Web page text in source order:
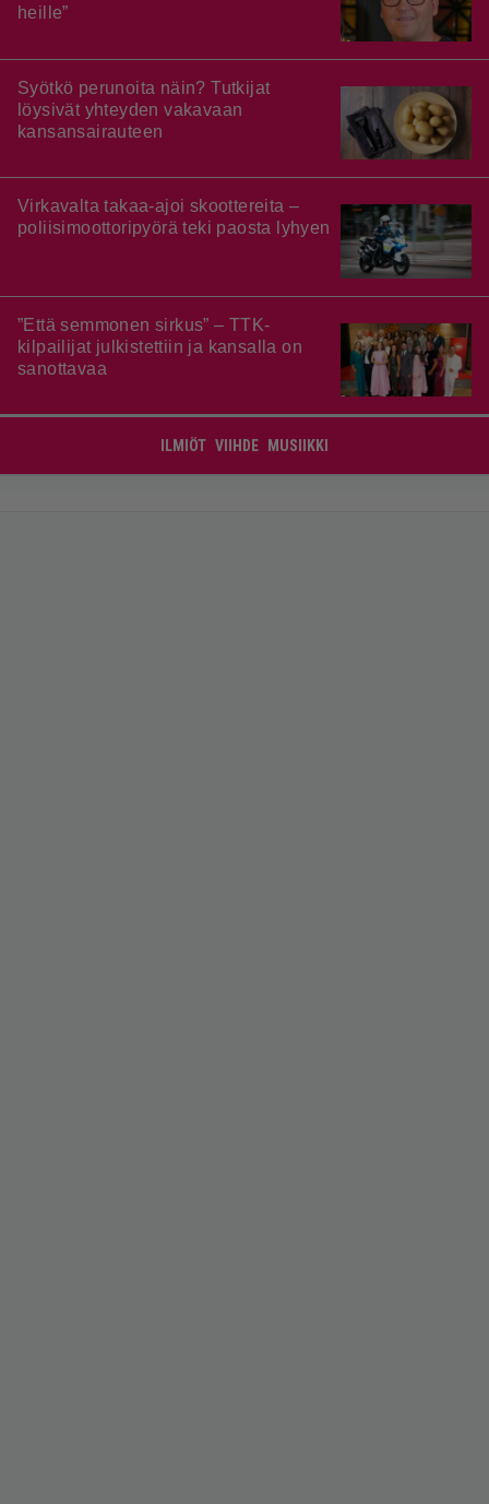
heille”
Syötkö perunoita näin? Tutkijat
löysivät yhteyden vakavaan
kansansairauteen
Virkavalta takaa-ajoi skoottereita –
poliisimoottoripyörä teki paosta lyhyen
”Että semmonen sirkus” – TTK-
kilpailijat julkistettiin ja kansalla on
sanottavaa
ILMIÖT VIIHDE MUSIIKKI